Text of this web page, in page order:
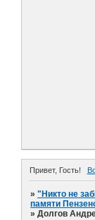
Привет, Гость!
»"Никто не
памяти
»Долгов